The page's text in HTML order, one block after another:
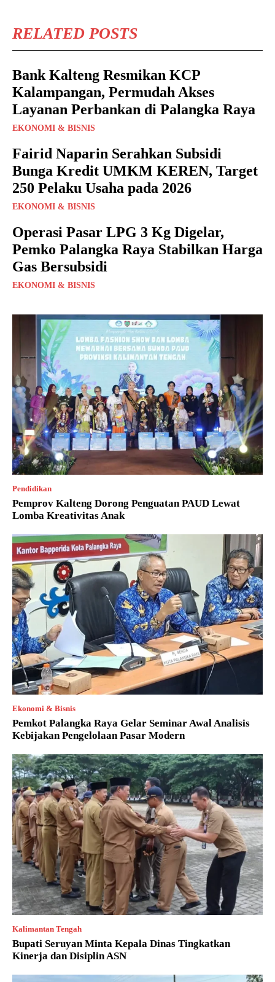
RELATED POSTS
Bank Kalteng Resmikan KCP
Kalampangan, Permudah Akses
Layanan Perbankan di Palangka Raya
EKONOMI & BISNIS
Fairid Naparin Serahkan Subsidi
Bunga Kredit UMKM KEREN, Target
250 Pelaku Usaha pada 2026
EKONOMI & BISNIS
Operasi Pasar LPG 3 Kg Digelar,
Pemko Palangka Raya Stabilkan Harga
Gas Bersubsidi
EKONOMI & BISNIS
Pendidikan
Pemprov Kalteng Dorong Penguatan PAUD Lewat
Lomba Kreativitas Anak
Ekonomi & Bisnis
Pemkot Palangka Raya Gelar Seminar Awal Analisis
Kebijakan Pengelolaan Pasar Modern
Kalimantan Tengah
Bupati Seruyan Minta Kepala Dinas Tingkatkan
Kinerja dan Disiplin ASN